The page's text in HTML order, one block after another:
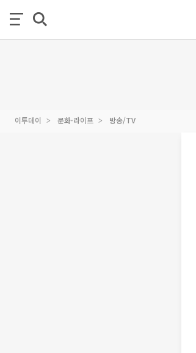
이투데이 문화·라이프 방송/TV